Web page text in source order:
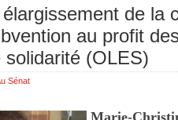
de la
au profit
solidarité (OLES)
Sénat
Marie-